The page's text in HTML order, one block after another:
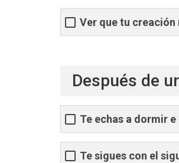
Ver que tu creación
Después de
Te echas a dormir
Te sigues con el